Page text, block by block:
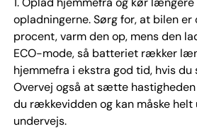
opladningerne. Sørg for, at bilen
procent, varm den op, mens den
ECO-mode, så batteriet rækker
hjemmefra i ekstra god tid, hvis du
Overvej også at sætte
du rækkevidden og kan måske helt
undervejs.